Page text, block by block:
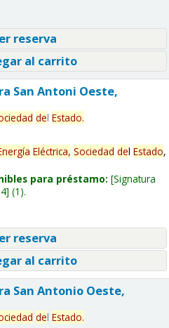
reserva
al carrito
San Antoni Oeste,
del Estado.
Eléctrica, Sociedad del Estado,
para préstamo: Signatura
(1).
reserva
al carrito
San Antonio Oeste,
del Estado.